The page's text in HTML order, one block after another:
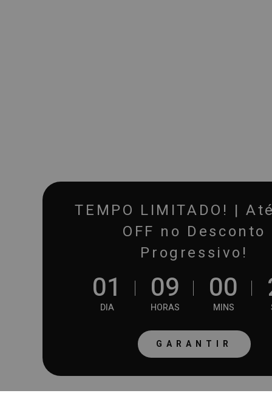
TEMPO LIMITADO! |
OFF no Desconto
Progressivo!
01
DIA
09
HORAS
00
MINS
GARANTIR